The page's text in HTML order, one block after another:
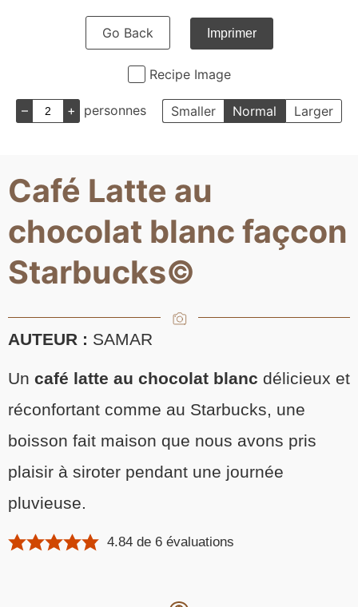
Go Back Imprimer
Recipe Image
– + personnes Smaller Normal Larger
Café Latte au
chocolat blanc façcon
Starbucks©
AUTEUR : SAMAR
Un café latte au chocolat blanc délicieux et
réconfortant comme au Starbucks, une
boisson fait maison que nous avons pris
plaisir à siroter pendant une journée
pluvieuse.
4.84 de6 évaluations